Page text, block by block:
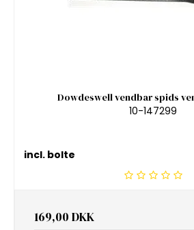
Dowdeswell vendbar spids
10-147299
incl. bolte
169,00 DKK